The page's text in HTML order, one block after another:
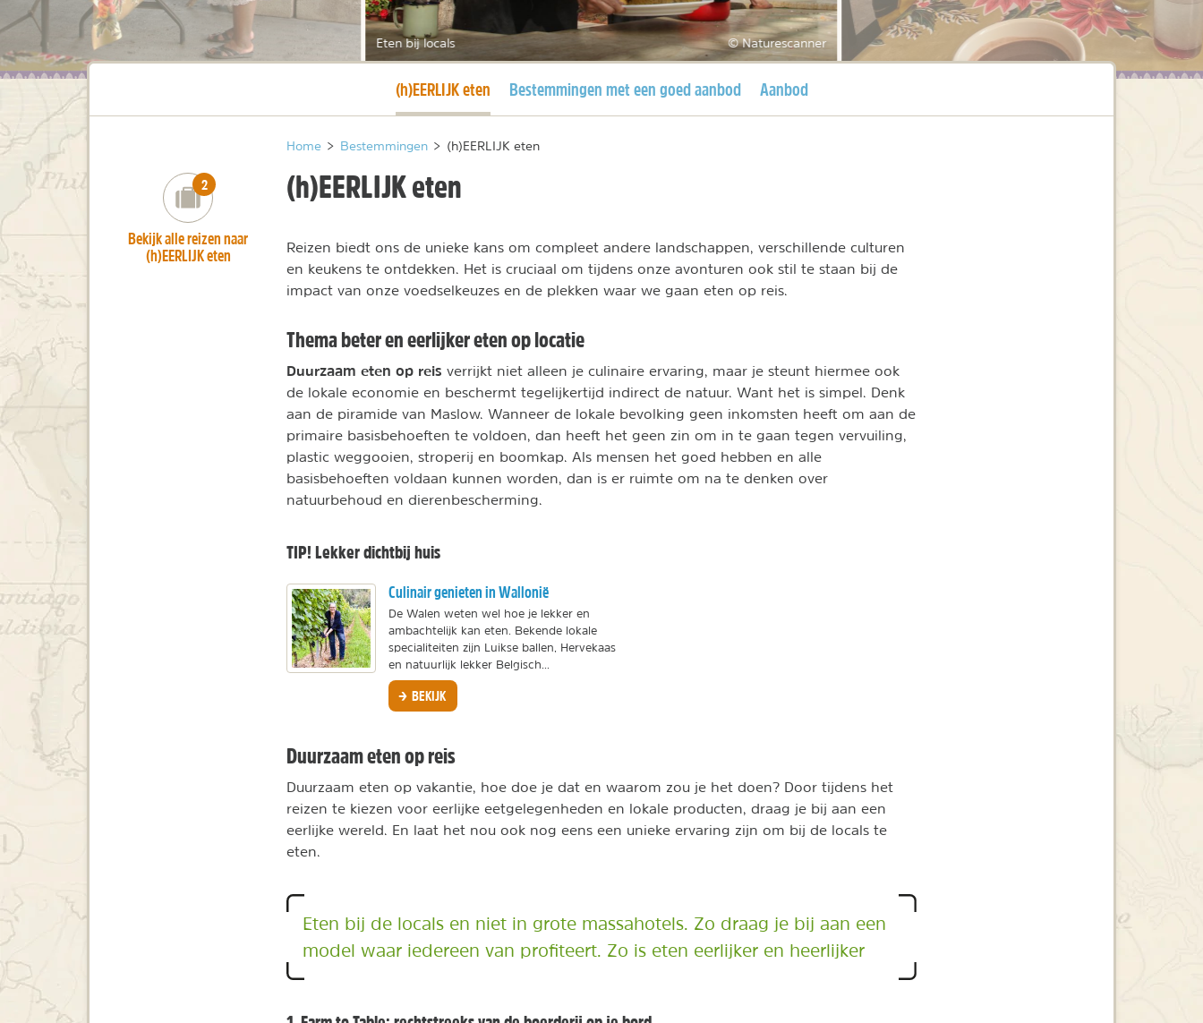
Eten bij locals © Naturescanner
Huidige pagina
(h)EERLIJK eten Bestemmingen met een goed aanbod Aanbod
Home > Bestemmingen > (h)EERLIJK eten
(h)EERLIJK eten
Reizen biedt ons de unieke kans om compleet andere landschappen, verschillende culturen
en keukens te ontdekken. Het is cruciaal om tijdens onze avonturen ook stil te staan bij de
impact van onze voedselkeuzes en de plekken waar we gaan eten op reis.
Thema beter en eerlijker eten op locatie
Duurzaam eten op reis verrijkt niet alleen je culinaire ervaring, maar je steunt hiermee ook
de lokale economie en beschermt tegelijkertijd indirect de natuur. Want het is simpel. Denk
aan de piramide van Maslow. Wanneer de lokale bevolking geen inkomsten heeft om aan de
primaire basisbehoeften te voldoen, dan heeft het geen zin om in te gaan tegen vervuiling,
plastic weggooien, stroperij en boomkap. Als mensen het goed hebben en alle
basisbehoeften voldaan kunnen worden, dan is er ruimte om na te denken over
natuurbehoud en dierenbescherming.
TIP! Lekker dichtbij huis
Culinair genieten in Wallonië
De Walen weten wel hoe je lekker en
ambachtelijk kan eten. Bekende lokale
specialiteiten zijn Luikse ballen, Hervekaas
en natuurlijk lekker Belgisch...
BEKIJK
Duurzaam eten op reis
Duurzaam eten op vakantie, hoe doe je dat en waarom zou je het doen? Door tijdens het
reizen te kiezen voor eerlijke eetgelegenheden en lokale producten, draag je bij aan een
eerlijke wereld. En laat het nou ook nog eens een unieke ervaring zijn om bij de locals te
eten.
Eten bij de locals en niet in grote massahotels. Zo draag je bij aan een
model waar iedereen van profiteert. Zo is eten eerlijker en heerlijker
number_of_trips:
2
Bekijk alle reizen naar
(h)EERLIJK eten